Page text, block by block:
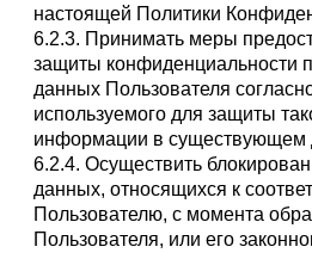
настоящей Политики
6.2.3. Принимать меры
защиты конфиденциальности
данных Пользователя
используемого для защиты
информации в существующем
6.2.4. Осуществить
данных, относящихся к
Пользователю, с момента
Пользователя, или его